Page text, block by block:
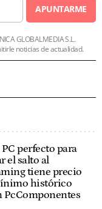
APUNTARME
GLOBALMEDIA S.L.
noticias de actualidad.
PC perfecto para
el salto al
tiene precio
histórico
PcComponentes